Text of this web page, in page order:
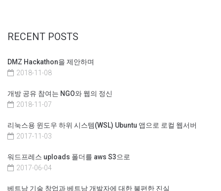
RECENT POSTS
DMZ Hackathon을 제안하며
2018-11-08
개방 공유 참여는 NGO와 웹의 정신
2018-11-07
리눅스용 윈도우 하위 시스템(WSL) Ubuntu 앱으로 로컬 웹서버
2017-11-03
워드프레스 uploads 폴더를 aws S3으로
2017-06-04
베트남 기술 창업과 베트남 개발자에 대한 불편한 진실